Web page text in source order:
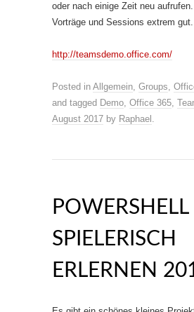
oder nach einige Zeit neu
Vorträge und Sessions extrem gut.
http://teamsdemo.office.com/
Posted in Allgemein, Groups,
and tagged Demo, Office 365,
August 2017 by Raphael .
POWERSHELL
SPIELERISCH
ERLERNEN